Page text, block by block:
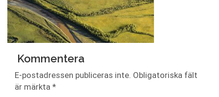
Kommentera
E-postadressen publiceras inte. Obligatoriska fält
är märkta *